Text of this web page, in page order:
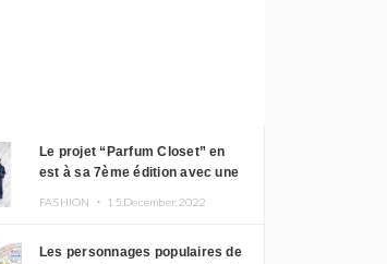
Le projet “Parfum Closet” en
est à sa 7ème édition avec une
FASHION ・ 15.December.2022
Les personnages populaires de